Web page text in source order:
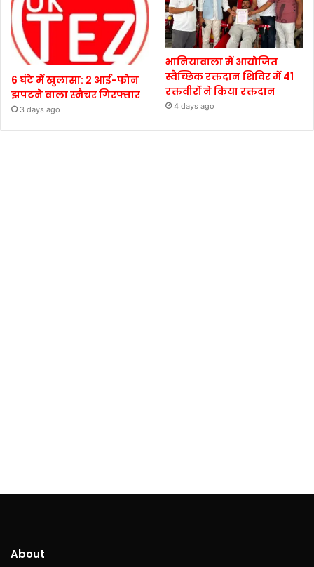
6 घंटे में खुलासा: 2 आई-फोन
झपटने वाला स्नैचर गिरफ्तार
3 days ago
भानियावाला में आयोजित
स्वैच्छिक रक्तदान शिविर में 41
रक्तवीरों ने किया रक्तदान
4 days ago
About